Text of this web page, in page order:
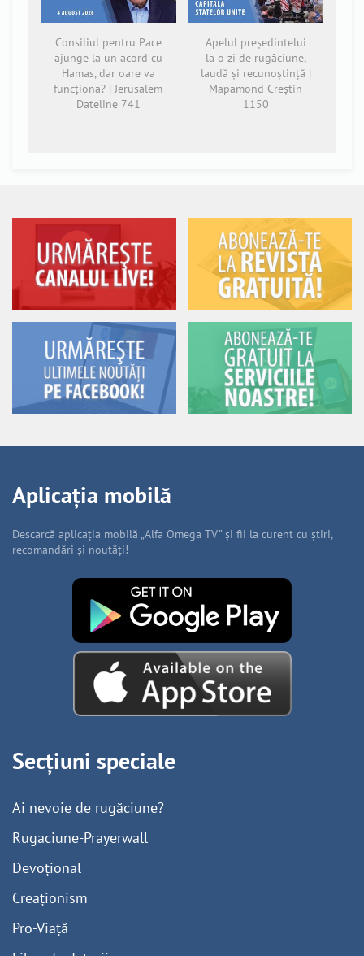
Consiliul pentru Pace
ajunge la un acord cu
Hamas, dar oare va
funcționa? | Jerusalem
Dateline 741
Apelul președintelui
la o zi de rugăciune,
laudă și recunoștință |
Mapamond Creștin
1150
Aplicația mobilă
Descarcă aplicația mobilă „Alfa Omega TV” și fii la curent cu știri,
recomandări și noutăți!
Secțiuni speciale
Ai nevoie de rugăciune?
Rugaciune-Prayerwall
Devoțional
Creaționism
Pro-Viață